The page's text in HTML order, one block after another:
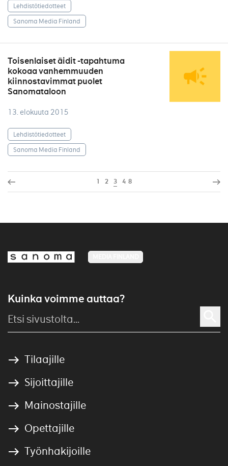
Lehdistötiedotteet
Sanoma Media Finland
Toisenlaiset äidit -tapahtuma
kokoaa vanhemmuuden
kiinnostavimmat puolet
Sanomataloon
13. elokuuta 2015
Lehdistötiedotteet
Sanoma Media Finland
1 2 3 4 8
Kuinka voimme auttaa?
Tilaajille
Sijoittajille
Mainostajille
Opettajille
Työnhakijoille